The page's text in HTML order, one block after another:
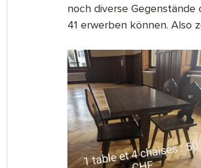
noch diverse Gegenstände
41 erwerben können. Also